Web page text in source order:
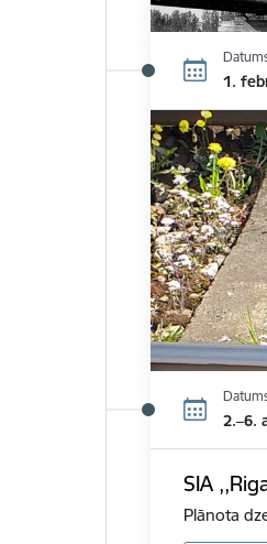
1.
2.–6.
SIA
Plānota